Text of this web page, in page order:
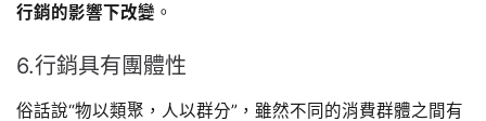
行銷的影響下改變 。
6.行銷具有團體性
俗話說“物以類聚，人以群分”，雖然不同的消費群體之間有